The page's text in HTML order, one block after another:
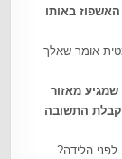
באותו
אומר שאלך
שמגיע מאזור
התשובה
הלידה?